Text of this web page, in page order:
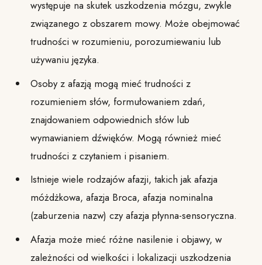
występuje na skutek uszkodzenia mózgu, zwykle
związanego z obszarem mowy. Może obejmować
trudności w rozumieniu, porozumiewaniu lub
używaniu języka.
Osoby z afazją mogą mieć trudności z
rozumieniem słów, formułowaniem zdań,
znajdowaniem odpowiednich słów lub
wymawianiem dźwięków. Mogą również mieć
trudności z czytaniem i pisaniem.
Istnieje wiele rodzajów afazji, takich jak afazja
móżdżkowa, afazja Broca, afazja nominalna
(zaburzenia nazw) czy afazja płynna-sensoryczna.
Afazja może mieć różne nasilenie i objawy, w
zależności od wielkości i lokalizacji uszkodzenia